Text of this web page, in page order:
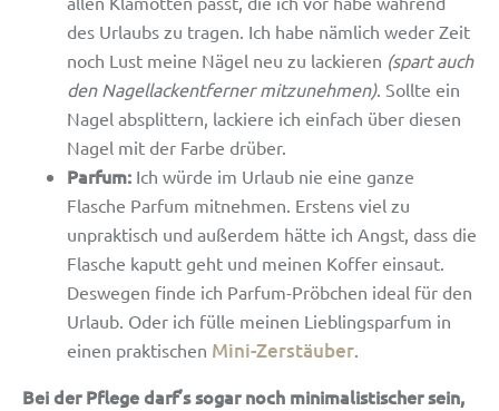
des Urlaubs zu tragen. Ich habe nämlich weder Zeit
noch Lust meine Nägel neu zu lackieren (spart auch
den Nagellackentferner mitzunehmen). Sollte ein
Nagel absplittern, lackiere ich einfach über diesen
Nagel mit der Farbe drüber.
Parfum: Ich würde im Urlaub nie eine ganze
Flasche Parfum mitnehmen. Erstens viel zu
unpraktisch und außerdem hätte ich Angst, dass die
Flasche kaputt geht und meinen Koffer einsaut.
Deswegen finde ich Parfum-Pröbchen ideal für den
Urlaub. Oder ich fülle meinen Lieblingsparfum in
einen praktischen Mini-Zerstäuber
Bei der Pflege darf’s sogar noch minimalistischer sein,